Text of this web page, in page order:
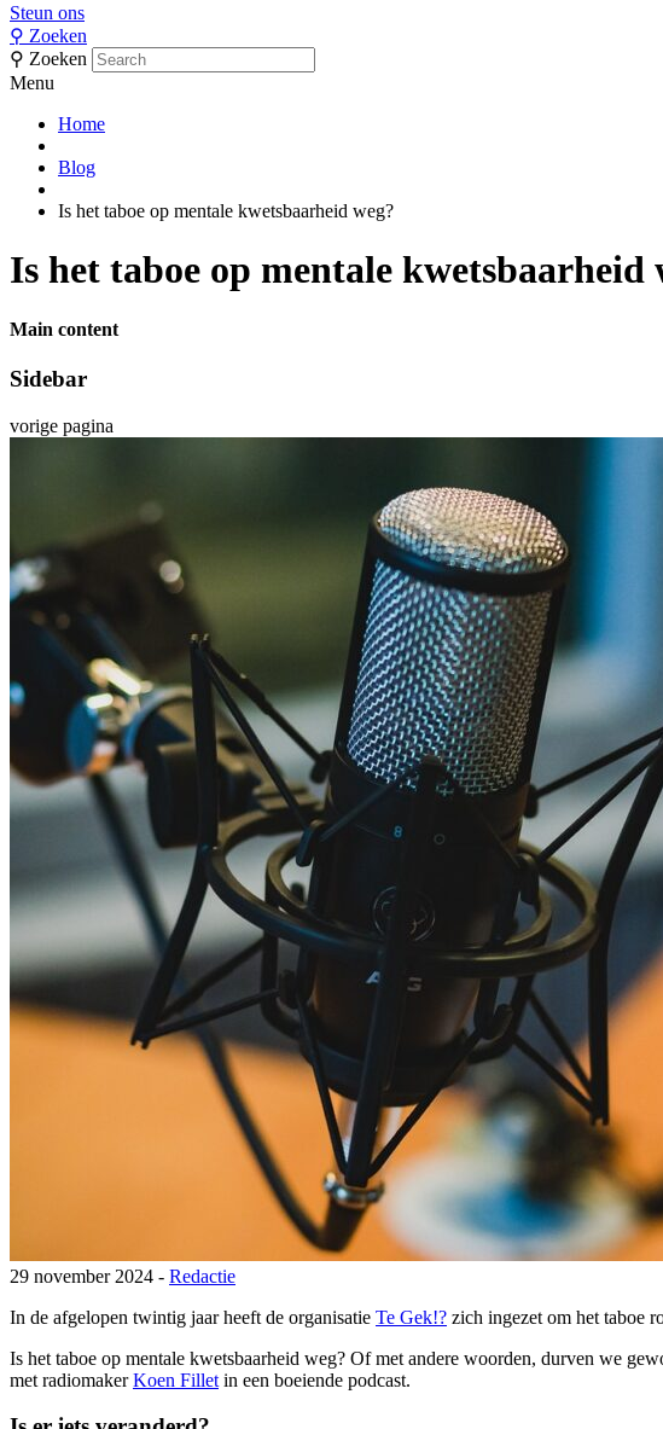
Steun ons
⚲ Zoeken
⚲ Zoeken
Menu
Home
Blog
Is het taboe op mentale kwetsbaarheid weg?
Is het taboe op mentale kwetsbaarheid
Main content
Sidebar
vorige pagina
29 november 2024 - Redactie
In de afgelopen twintig jaar heeft de organisatie Te Gek!? zich ingezet om het taboe
Is het taboe op mentale kwetsbaarheid weg? Of met andere woorden, durven we
met radiomakerKoen Fillet in een boeiende podcast.